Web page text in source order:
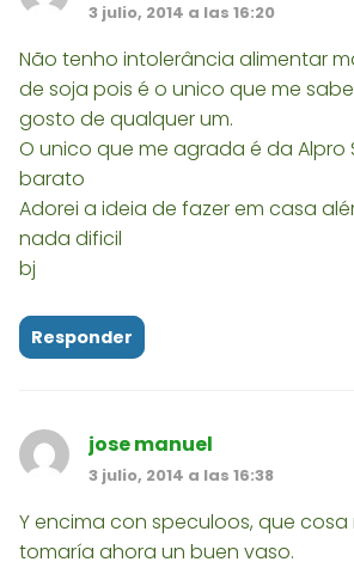
3 julio, 2014 a las 16:20
Não tenho intolerância alimentar
de soja pois é o unico que me
gosto de qualquer um.
O unico que me agrada é da
barato
Adorei a ideia de fazer em casa
nada dificil
bj
Responder
jose manuel
3 julio, 2014 a las 16:38
Y encima con speculoos, que cosa
tomaría ahora un buen vaso.